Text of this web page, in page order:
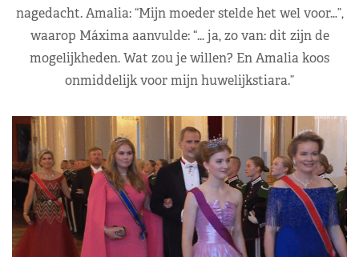
nagedacht. Amalia: “Mijn moeder stelde het wel voor…”,
waarop Máxima aanvulde: “… ja, zo van: dit zijn de
mogelijkheden. Wat zou je willen? En Amalia koos
onmiddelijk voor mijn huwelijkstiara.”